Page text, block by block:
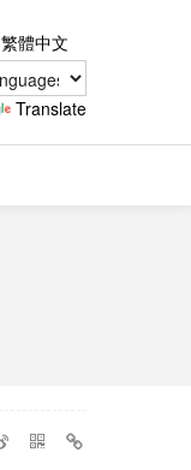
繁體中文
Translate